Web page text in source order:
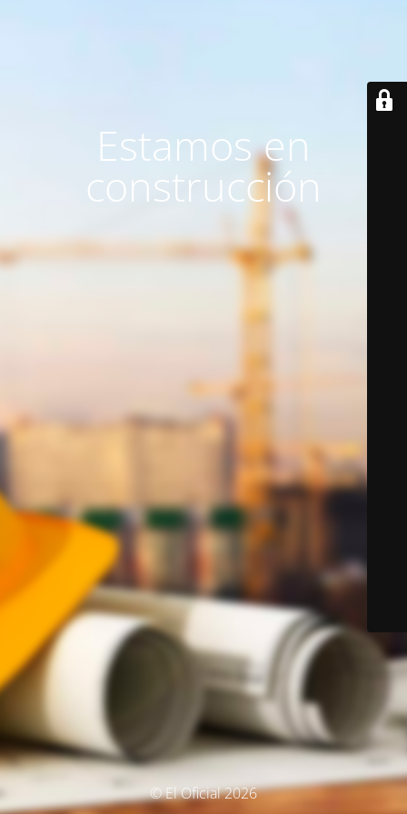
Estamos en
construcción
© El Oficial 2026